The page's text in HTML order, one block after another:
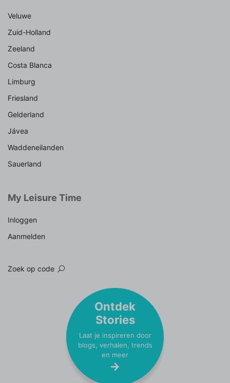
Veluwe
Zuid-Holland
Zeeland
Costa Blanca
Limburg
Friesland
Gelderland
Jávea
Waddeneilanden
Sauerland
My Leisure Time
Inloggen
Aanmelden
Zoek op code
Ontdek
Stories
Laat je inspireren door
blogs, verhalen, trends
en meer